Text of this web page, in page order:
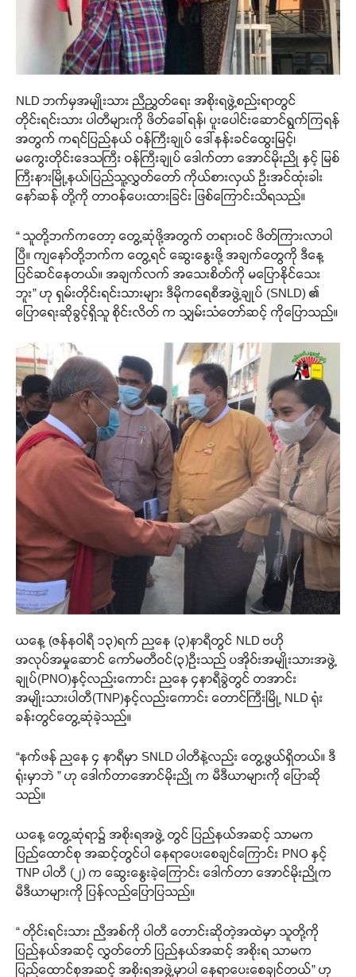
NLD ဘက်မှအမျိုးသား ညီညွှတ်ရေး အစိုးရဖွဲ့စည်းရာတွင်
တိုင်းရင်းသား ပါတီများကို ဖိတ်ခေါ်ရန်၊ ပူးပေါင်းဆောင်ရွက်ကြရန်
အတွက် ကရင်ပြည်နယ် ဝန်ကြီးချုပ် ဒေါ်နန်းခင်ထွေးမြင့်၊
မကွေးတိုင်းဒေသကြီး ဝန်ကြီးချုပ် ဒေါက်တာ အောင်မိုးညို နှင့် မြစ်
ကြီးနားမြို့နယ်၊ပြည်သူ့လွှတ်တော် ကိုယ်စားလှယ် ဦးအင်ထုံးခါး
နော်ဆန် တို့ကို တာဝန်ပေးထားခြင်း ဖြစ်ကြောင်းသိရသည်။
“ သူတို့ဘက်ကတော့ တွေ့ဆုံဖို့အတွက် တရားဝင် ဖိတ်ကြားလာပါ
ပြီ။ ကျနော်တို့ဘက်က တွေ့ရင် ဆွေးနွေးဖို့ အချက်တွေကို ဒီနေ့
ပြင်ဆင်နေတယ်။ အချက်လက် အသေးစိတ်ကို မပြောနိုင်သေး
ဘူး” ဟု ရှမ်းတိုင်းရင်းသားများ ဒီမိုကရေစီအဖွဲ့ချုပ် (SNLD) ၏
ပြောရေးဆိုခွင့်ရှိသူ စိုင်းလိတ် က သျှမ်းသံတော်ဆင့် ကိုပြောသည်။
ယနေ့ (ဇန်နဝါရီ ၁၃)ရက် ညနေ (၃)နာရီတွင် NLD ဗဟို
အလုပ်အမှုဆောင် ကော်မတီဝင်(၃)ဦးသည် ပအိုဝ်းအမျိုးသားအဖွဲ့
ချုပ်(PNO)နှင့်လည်းကောင်း ညနေ ၄နာရီခွဲတွင် တအာင်း
အမျိုးသားပါတီ(TNP)နှင့်လည်းကောင်း တောင်ကြီးမြို့ NLD ရုံး
ခန်းတွင်တွေ့ဆုံခဲ့သည်။
“နက်ဖန် ညနေ ၄ နာရီမှာ SNLD ပါတီနဲ့လည်း တွေ့ဖွယ်ရှိတယ်။ ဒီ
ရုံးမှာဘဲ ” ဟု ဒေါက်တာအောင်မိုးညို က မီဒီယာများကို ပြောဆို
သည်။
ယနေ့ တွေ့ဆုံရာ၌ အစိုးရအဖွဲ့ တွင် ပြည်နယ်အဆင့် သာမက
ပြည်ထောင်စု အဆင့်တွင်ပါ နေရာပေးစေချင်ကြောင်း PNO နှင့်
TNP ပါတီ (၂) က ဆွေးနွေးခဲ့ကြောင်း ဒေါက်တာ အောင်မိုးညိုက
မီဒီယာများကို ပြန်လည်ပြောပြသည်။
“ တိုင်းရင်းသား ညီအစ်ကို ပါတီ တောင်းဆိုတဲ့အထဲမှာ သူတို့ကို
ပြည်နယ်အဆင့် လွှတ်တော် ပြည်နယ်အဆင့် အစိုးရ သာမက
ပြည်ထောင်စုအဆင့် အစိုးရအဖွဲ့မှာပါ နေရာပေးစေချင်တယ်” ဟု